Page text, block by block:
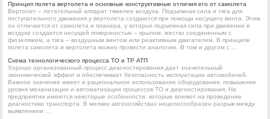
Принцип полета вертолета и основные конструктивные отличия его от самолета
Вертолет – летательный аппарат тяжелее воздуха. Подъемная сила и тяга для
поступательного движения у вертолета создаются при помощи несущего винта. Этим
он отличается от самолета и планера, у которых подъемная сила при движении в
воздухе создается несущей поверхностью – крылом, жестко соединенным с
фюзеляжем, а тяга – воздушным винтом или реактивным двигателем. В принципе
полета самолета и вертолета можно провести аналогию. В том и другом с ...
Схема технологического процесса ТО и ТР АТП
Хорошо организованный процесс диагностирования дает значительный
экономический эффект и обеспечивает безопасность эксплуатации автомобилей.
Важное значение имеет и рациональное использование оборудования, повышение
уровня механизации и автоматизации процессов ТО и диагностирования. На
предприятии имеются некоторые особенности, которые влияют на проведение
диагностики транспорта. В мелких автохозяйствах нецелесообразен разрыв между
выявлением ...